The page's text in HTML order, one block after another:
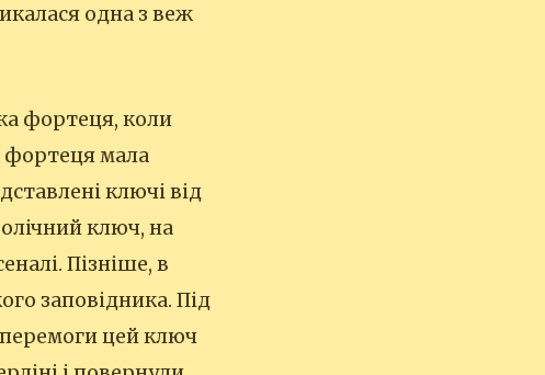
одна з веж
фортеця, коли
фортеця мала
ключі від
ключ, на
Пізніше, в
заповідника. Під
перемоги цей ключ